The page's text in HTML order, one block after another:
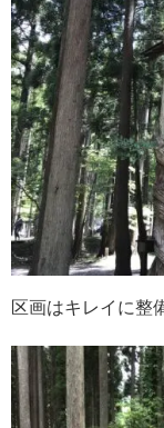
区画はキレイに整